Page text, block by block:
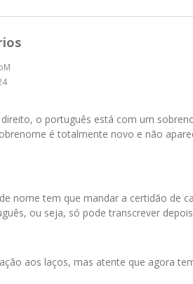
direito, o português está com um
é totalmente novo e não
nome tem que mandar a certidão de
ou seja, só pode transcrever
aos laços, mas atente que agora